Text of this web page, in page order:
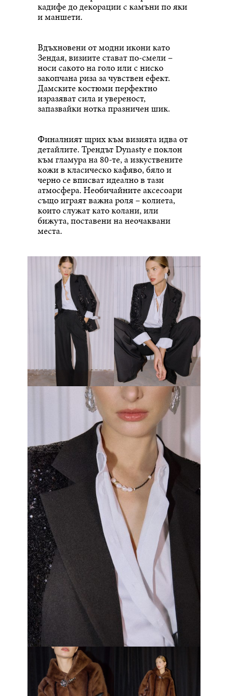
кадифе до декорации с камъни по яки
и маншети.
Вдъхновени от модни икони като
Зендая, визиите стават по-смели –
носи сакото на голо или с ниско
закопчана риза за чувствен ефект.
Дамските костюми перфектно
изразяват сила и увереност,
запазвайки нотка празничен шик.
Финалният щрих към визията идва от
детайлите. Трендът Dynasty е поклон
към гламура на 80-те, а изкуствените
кожи в класическо кафяво, бяло и
черно се вписват идеално в тази
атмосфера. Необичайните аксесоари
също играят важна роля – колиета,
които служат като колани, или
бижута, поставени на неочаквани
места.